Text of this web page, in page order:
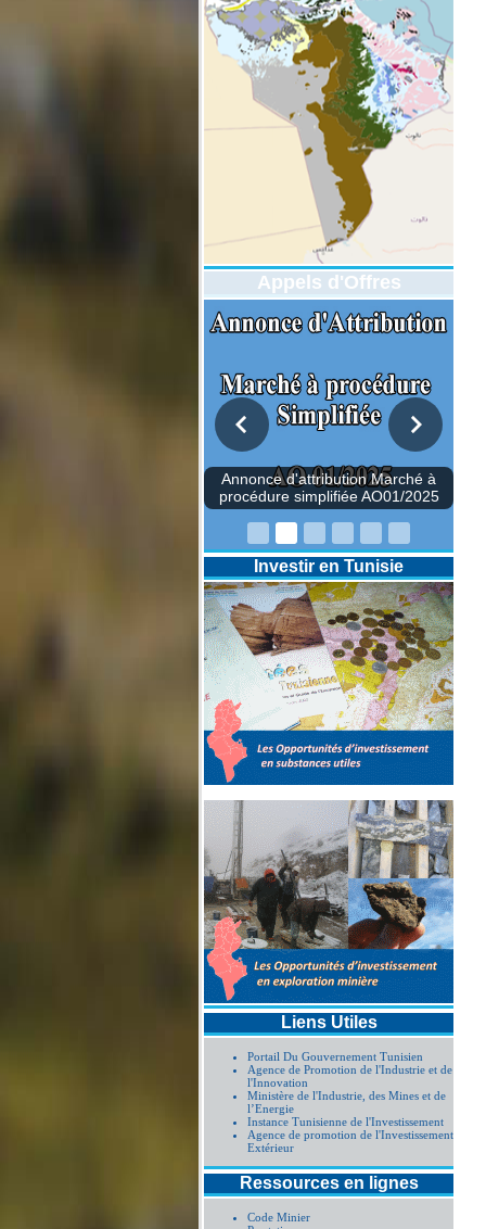
Appels d'Offres
Annonce d'attribution Marché à
procédure simplifiée AO01/2025
Investir en Tunisie
Liens Utiles
Portail Du Gouvernement Tunisien
Agence de Promotion de l'Industrie et de
l'Innovation
Ministère de l'Industrie, des Mines et de
l’Energie
Instance Tunisienne de l'Investissement
Agence de promotion de l'Investissement
Extérieur
Ressources en lignes
Code Minier